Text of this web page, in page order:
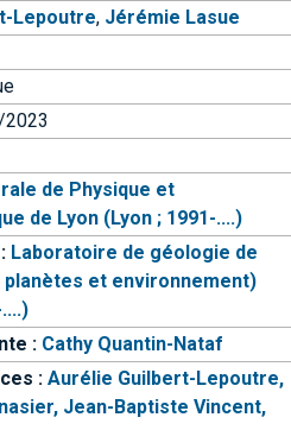
Lepoutre, Jérémie Lasue
de Physique et
de Lyon (Lyon ; 1991-....)
Laboratoire de géologie de
planètes et environnement)
: Cathy Quantin-Nataf
: Aurélie Guilbert-Lepoutre,
Jean-Baptiste Vincent,